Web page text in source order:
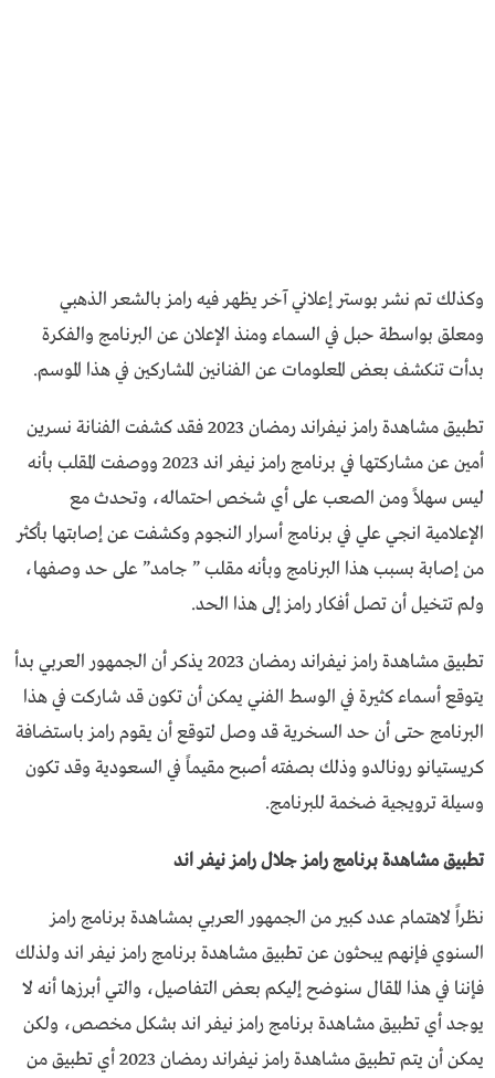
وكذلك تم نشر بوستر إعلاني آخر يظهر فيه رامز بالشعر الذهبي
ومعلق بواسطة حبل في السماء ومنذ الإعلان عن البرنامج والفكرة
بدأت تنكشف بعض المعلومات عن الفنانين المشاركين في هذا الموسم.
تطبيق مشاهدة رامز نيفراند رمضان 2023 فقد كشفت الفنانة نسرين
أمين عن مشاركتها في برنامج رامز نيفر اند 2023 ووصفت المقلب بأنه
ليس سهلاً ومن الصعب على أي شخص احتماله، وتحدث مع
الإعلامية انجي علي في برنامج أسرار النجوم وكشفت عن إصابتها بأكثر
من إصابة بسبب هذا البرنامج وبأنه مقلب ” جامد” على حد وصفها،
ولم تتخيل أن تصل أفكار رامز إلى هذا الحد.
تطبيق مشاهدة رامز نيفراند رمضان 2023 يذكر أن الجمهور العربي بدأ
يتوقع أسماء كثيرة في الوسط الفني يمكن أن تكون قد شاركت في هذا
البرنامج حتى أن حد السخرية قد وصل لتوقع أن يقوم رامز باستضافة
كريستيانو رونالدو وذلك بصفته أصبح مقيماً في السعودية وقد تكون
وسيلة ترويجية ضخمة للبرنامج.
تطبيق مشاهدة برنامج رامز جلال رامز نيفر اند
نظراً لاهتمام عدد كبير من الجمهور العربي بمشاهدة برنامج رامز
السنوي فإنهم يبحثون عن تطبيق مشاهدة برنامج رامز نيفر اند ولذلك
فإننا في هذا المقال سنوضح إليكم بعض التفاصيل، والتي أبرزها أنه لا
يوجد أي تطبيق مشاهدة برنامج رامز نيفر اند بشكل مخصص، ولكن
يمكن أن يتم تطبيق مشاهدة رامز نيفراند رمضان 2023 أي تطبيق من